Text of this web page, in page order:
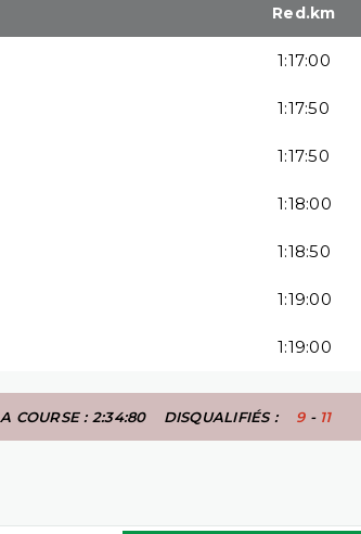
Red.km
1:17:00
1:17:50
1:17:50
1:18:00
1:18:50
1:19:00
1:19:00
COURSE : 2:34:80 DISQUALIFIÉS : 9- 11